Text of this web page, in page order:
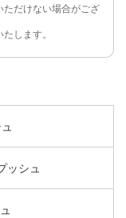
ビスメニュ
す
だけない場合がござ
します。
ッシュ